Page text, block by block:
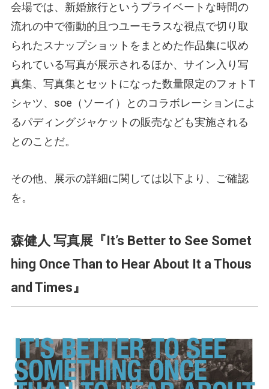
会場では、新婚旅行というプライベートな時間の
流れの中で衝動的且つユーモラスな視点で切り取
られたスナップショットをまとめた作品集に収め
られている写真が展示されるほか、サイン入り写
真集、写真集とセットになった数量限定のフォトT
シャツ、soe（ソーイ）とのコラボレーションによ
るパディングジャケットの販売なども実施される
とのことだ。
その他、展示の詳細に関しては以下より、ご確認
を。
森健人 写真展『It’s Better to See Somet
hing Once Than to Hear About It a Thous
and Times』